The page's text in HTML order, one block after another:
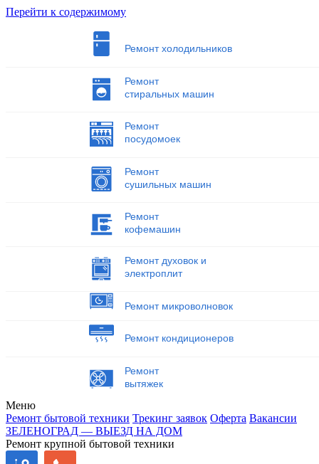
Перейти к содержимому
Ремонт холодильников
Ремонт
стиральных машин
Ремонт
посудомоек
Ремонт
сушильных машин
Ремонт
кофемашин
Ремонт духовок и
электроплит
Ремонт микроволновок
Ремонт кондиционеров
Ремонт
вытяжек
Меню
Ремонт бытовой техники Трекинг заявок Оферта Вакансии
ЗЕЛЕНОГРАД — ВЫЕЗД НА ДОМ
Ремонт крупной бытовой техники